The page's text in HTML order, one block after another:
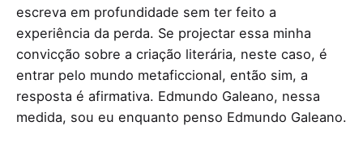
escreva em profundidade sem ter feito a
experiência da perda. Se projectar essa minha
convicção sobre a criação literária, neste caso, é
entrar pelo mundo metaficcional, então sim, a
resposta é afirmativa. Edmundo Galeano, nessa
medida, sou eu enquanto penso Edmundo Galeano.